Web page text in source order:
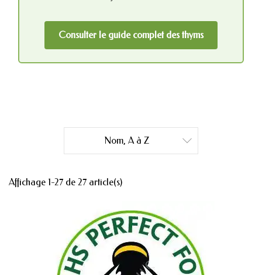
Consulter le guide complet des thyms
Nom, A à Z 
Affichage 1-27 de 27 article(s)